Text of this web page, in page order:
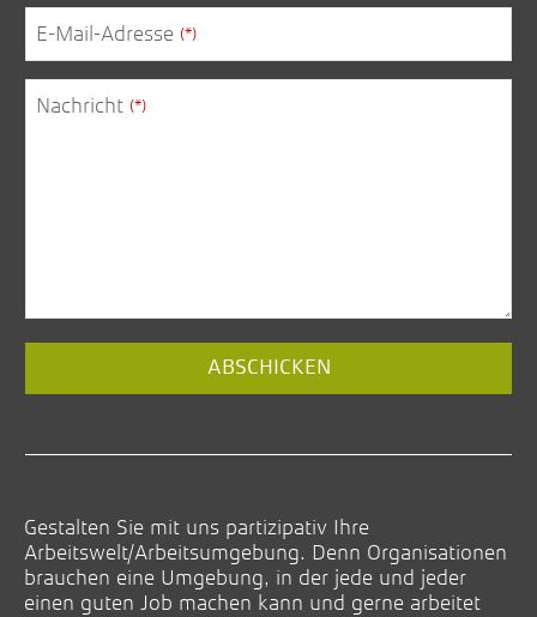
E-Mail-Adresse (*)
Nachricht (*)
Email
ABSCHICKEN
Gestalten Sie mit uns partizipativ Ihre
Arbeitswelt/Arbeitsumgebung. Denn Organisationen
brauchen eine Umgebung, in der jede und jeder
einen guten Job machen kann und gerne arbeitet